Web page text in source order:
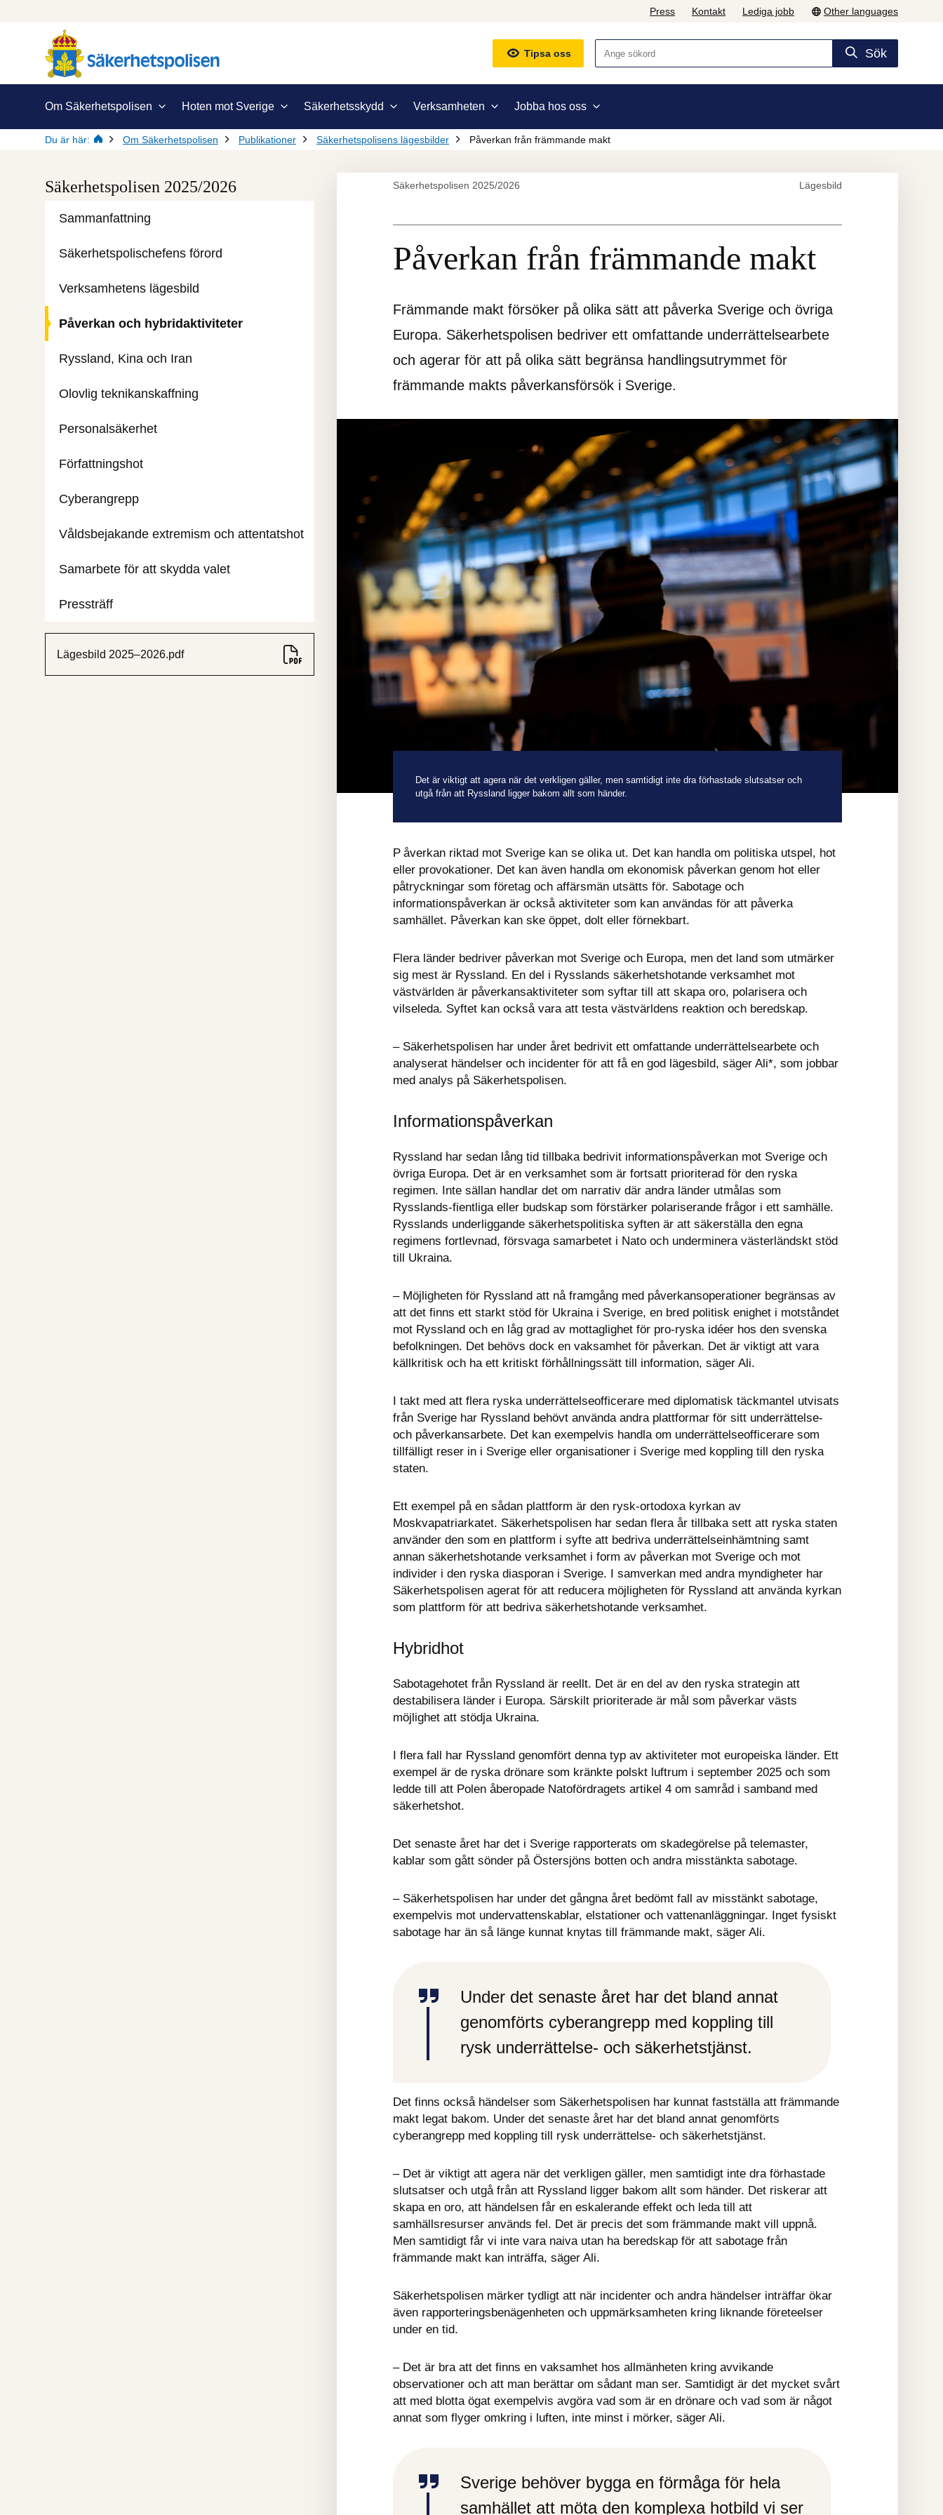
Press Kontakt Lediga jobb Other languages
Tipsa oss Sök
Om Säkerhetspolisen Hoten mot Sverige Säkerhetsskydd Verksamheten Jobba hos oss
Du är här: Om Säkerhetspolisen Publikationer Säkerhetspolisens lägesbilder Påverkan från främmande makt
Säkerhetspolisen 2025/2026
Sammanfattning
Säkerhetspolischefens förord
Verksamhetens lägesbild
Påverkan och hybridaktiviteter
Ryssland, Kina och Iran
Olovlig teknikanskaffning
Personalsäkerhet
Författningshot
Cyberangrepp
Våldsbejakande extremism och attentatshot
Samarbete för att skydda valet
Pressträff
Lägesbild 2025–2026.pdf
Säkerhetspolisen 2025/2026 Lägesbild
Påverkan från främmande makt
Främmande makt försöker på olika sätt att påverka Sverige och övriga
Europa. Säkerhetspolisen bedriver ett omfattande underrättelsearbete
och agerar för att på olika sätt begränsa handlingsutrymmet för
främmande makts påverkansförsök i Sverige.
Det är viktigt att agera när det verkligen gäller, men samtidigt inte dra förhastade slutsatser och
utgå från att Ryssland ligger bakom allt som händer.
Påverkan riktad mot Sverige kan se olika ut. Det kan handla om politiska utspel, hot
eller provokationer. Det kan även handla om ekonomisk påverkan genom hot eller
påtryckningar som företag och affärsmän utsätts för. Sabotage och
informationspåverkan är också aktiviteter som kan användas för att påverka
samhället. Påverkan kan ske öppet, dolt eller förnekbart.
Flera länder bedriver påverkan mot Sverige och Europa, men det land som utmärker
sig mest är Ryssland. En del i Rysslands säkerhetshotande verksamhet mot
västvärlden är påverkansaktiviteter som syftar till att skapa oro, polarisera och
vilseleda. Syftet kan också vara att testa västvärldens reaktion och beredskap.
– Säkerhetspolisen har under året bedrivit ett omfattande underrättelsearbete och
analyserat händelser och incidenter för att få en god lägesbild, säger Ali*, som jobbar
med analys på Säkerhetspolisen.
Informationspåverkan
Ryssland har sedan lång tid tillbaka bedrivit informationspåverkan mot Sverige och
övriga Europa. Det är en verksamhet som är fortsatt prioriterad för den ryska
regimen. Inte sällan handlar det om narrativ där andra länder utmålas som
Rysslands-fientliga eller budskap som förstärker polariserande frågor i ett samhälle.
Rysslands underliggande säkerhetspolitiska syften är att säkerställa den egna
regimens fortlevnad, försvaga samarbetet i Nato och underminera västerländskt stöd
till Ukraina.
– Möjligheten för Ryssland att nå framgång med påverkansoperationer begränsas av
att det finns ett starkt stöd för Ukraina i Sverige, en bred politisk enighet i motståndet
mot Ryssland och en låg grad av mottaglighet för pro-ryska idéer hos den svenska
befolkningen. Det behövs dock en vaksamhet för påverkan. Det är viktigt att vara
källkritisk och ha ett kritiskt förhållningssätt till information, säger Ali.
I takt med att flera ryska underrättelseofficerare med diplomatisk täckmantel utvisats
från Sverige har Ryssland behövt använda andra plattformar för sitt underrättelse-
och påverkansarbete. Det kan exempelvis handla om underrättelseofficerare som
tillfälligt reser in i Sverige eller organisationer i Sverige med koppling till den ryska
staten.
Ett exempel på en sådan plattform är den rysk-ortodoxa kyrkan av
Moskvapatriarkatet. Säkerhetspolisen har sedan flera år tillbaka sett att ryska staten
använder den som en plattform i syfte att bedriva underrättelseinhämtning samt
annan säkerhetshotande verksamhet i form av påverkan mot Sverige och mot
individer i den ryska diasporan i Sverige. I samverkan med andra myndigheter har
Säkerhetspolisen agerat för att reducera möjligheten för Ryssland att använda kyrkan
som plattform för att bedriva säkerhetshotande verksamhet.
Hybridhot
Sabotagehotet från Ryssland är reellt. Det är en del av den ryska strategin att
destabilisera länder i Europa. Särskilt prioriterade är mål som påverkar västs
möjlighet att stödja Ukraina.
I flera fall har Ryssland genomfört denna typ av aktiviteter mot europeiska länder. Ett
exempel är de ryska drönare som kränkte polskt luftrum i september 2025 och som
ledde till att Polen åberopade Natofördragets artikel 4 om samråd i samband med
säkerhetshot.
Det senaste året har det i Sverige rapporterats om skadegörelse på telemaster,
kablar som gått sönder på Östersjöns botten och andra misstänkta sabotage.
– Säkerhetspolisen har under det gångna året bedömt fall av misstänkt sabotage,
exempelvis mot undervattenskablar, elstationer och vattenanläggningar. Inget fysiskt
sabotage har än så länge kunnat knytas till främmande makt, säger Ali.
Under det senaste året har det bland annat
genomförts cyberangrepp med koppling till
rysk underrättelse- och säkerhetstjänst.
Det finns också händelser som Säkerhetspolisen har kunnat fastställa att främmande
makt legat bakom. Under det senaste året har det bland annat genomförts
cyberangrepp med koppling till rysk underrättelse- och säkerhetstjänst.
– Det är viktigt att agera när det verkligen gäller, men samtidigt inte dra förhastade
slutsatser och utgå från att Ryssland ligger bakom allt som händer. Det riskerar att
skapa en oro, att händelsen får en eskalerande effekt och leda till att
samhällsresurser används fel. Det är precis det som främmande makt vill uppnå.
Men samtidigt får vi inte vara naiva utan ha beredskap för att sabotage från
främmande makt kan inträffa, säger Ali.
Säkerhetspolisen märker tydligt att när incidenter och andra händelser inträffar ökar
även rapporteringsbenägenheten och uppmärksamheten kring liknande företeelser
under en tid.
– Det är bra att det finns en vaksamhet hos allmänheten kring avvikande
observationer och att man berättar om sådant man ser. Samtidigt är det mycket svårt
att med blotta ögat exempelvis avgöra vad som är en drönare och vad som är något
annat som flyger omkring i luften, inte minst i mörker, säger Ali.
Sverige behöver bygga en förmåga för hela
samhället att möta den komplexa hotbild vi ser